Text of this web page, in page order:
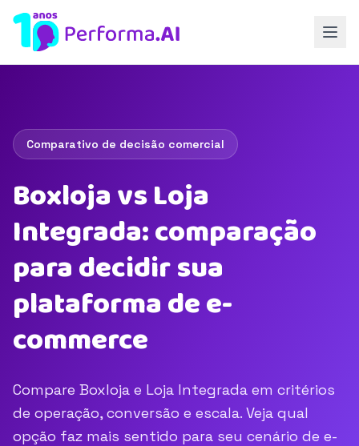
Comparativo de decisão comercial
Boxloja vs Loja
Integrada: comparação
para decidir sua
plataforma de e-
commerce
Compare Boxloja e Loja Integrada em critérios
de operação, conversão e escala. Veja qual
opção faz mais sentido para seu cenário de e-